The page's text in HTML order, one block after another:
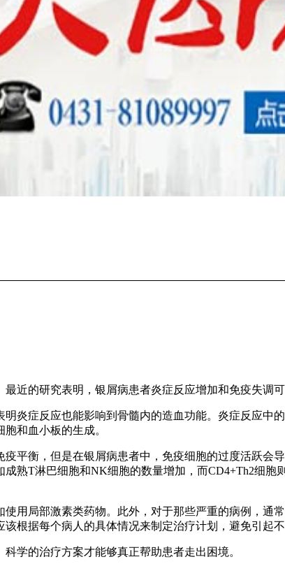
近的研究表明，银屑病患者炎症反应增加和免疫失调可
炎症反应也能影响到骨髓内的造血功能。炎症反应中
和血小板的生成。
平衡，但是在银屑病患者中，免疫细胞的过度活跃会
熟T淋巴细胞和NK细胞的数量增加，而CD4+Th2细胞
用局部激素类药物。此外，对于那些严重的病例，通
根据每个病人的具体情况来制定治疗计划，避免引起不
学的治疗方案才能够真正帮助患者走出困境。